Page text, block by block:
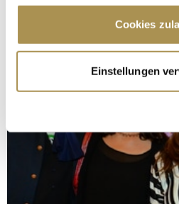
Cookie-Erklärung oder durch
Trigger Symbol ändern oder
Informationen über Ihre
erfassen, welche bis auf
bestimmten Merkmalen
Erfahren Sie mehr darüber, wie
verarbeitet werden, und legen
fest.
Cookies
Einstellungen